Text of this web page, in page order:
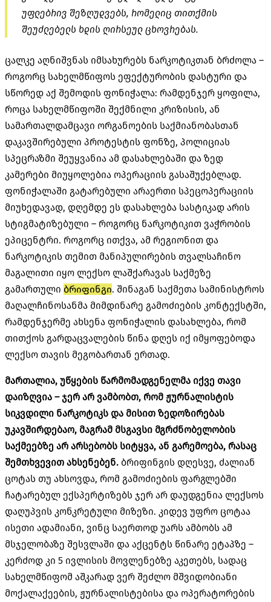
უფლებრივ შეზღუდვებს, რომელიც თითქმის
შეუძლებელს ხდის ღირსეულ ცხოვრებას.
ცალკე აღნიშვნას იმსახურებს ნარკოტიკთან ბრძოლა –
როგორც სახელმწიფოს ეფექტურობის დასტური და
სწორედ აქ შემოდის ფონიჭალა: რამდენჯერ ყოფილა,
როცა სახელმწიფოში შექმნილი კრიზისის, ან
სამართალდამცავი ორგანოების საქმიანობასთან
დაკავშირებული პროტესტის ფონზე, პოლიციას
სპეცრაზმი შეუყვანია ამ დასახლებაში და ზედ
კამერები მიუყოლებია ოპერაციის გასაშუქებლად.
ფონიჭალაში გატარებული არაერთი სპეცოპერაციის
მიუხედავად, დღემდე ეს დასახლება სასტიკად არის
სტიგმატიზებული – როგორც ნარკოტიკით ვაჭრობის
ეპიცენტრი. როგორც ითქვა, ამ რეგიონით და
ნარკოტიკის თემით მანიპულირების თვალსაჩინო
მაგალითი იყო ლექსო ლაშქარავას საქმეზე
გამართული ბრიფინგი. შინაგან საქმეთა სამინისტროს
მაღალჩინოსანმა მიმდინარე გამოძიების კონტექსტში,
რამდენჯერმე ახსენა ფონიჭალის დასახლება, რომ
თითქოს გარდაცვალების წინა დღეს იქ იმყოფებოდა
ლექსო თავის მეგობართან ერთად.
მართალია, უწყების წარმომადგენელმა იქვე თავი
დაიზღვია – ჯერ არ ვამბობთ, რომ ჟურნალისტის
სიკვდილი ნარკოტიკს და მისით ზედოზირებას
უკავშირდებაო, მაგრამ მსგავსი მგრძნობელობის
საქმეებზე არ არსებობს სიტყვა, ან გარემოება, რასაც
შემთხვევით ახსენებენ. ბრიფინგის დღესვე, ძალიან
ცოტას თუ ახსოვდა, რომ გამოძიების ფარგლებში
ჩატარებულ ექსპერტიზებს ჯერ არ დაუდგენია ლექსოს
დაღუპვის კონკრეტული მიზეზი. კიდევ უფრო ცოტაა
ისეთი ადამიანი, ვინც საერთოდ უარს ამბობს ამ
მსჯელობაზე შესვლაში და აქცენტს წინარე ეტაპზე –
კერძოდ კი 5 ივლისის მოვლენებზე აკეთებს, სადაც
სახელმწიფომ აშკარად ვერ შეძლო მშვიდობიანი
მოქალაქეების, ჟურნალისტებისა და ოპერატორების